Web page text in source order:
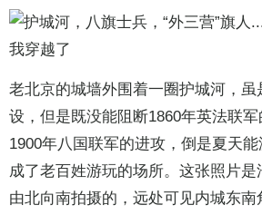
老北京的城墙外围着一圈护城河，
设，但是既没能阻断1860年英法联
1900年八国联军的进攻，倒是夏天能
成了老百姓游玩的场所。这张照片
由北向南拍摄的，远处可见内城东南